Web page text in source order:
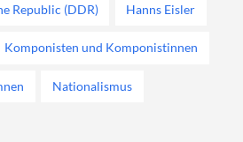
Republic (DDR) Hanns Eisler
Komponisten und Komponistinnen
Nationalismus